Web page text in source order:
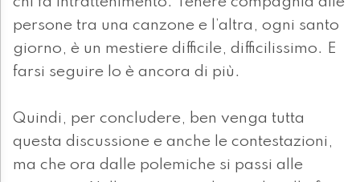
persone tra una canzone e l’altra, ogni santo
giorno, è un mestiere difficile, difficilissimo. E
farsi seguire lo è ancora di più.
Quindi, per concludere, ben venga tutta
questa discussione e anche le contestazioni,
ma che ora dalle polemiche si passi alle